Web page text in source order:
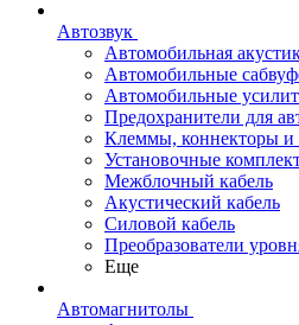
Автозвук
Автомобильная
Автомобильные
Автомобильные
Предохранители для
Клеммы, коннекторы и
Установочные
Межблочный кабель
Акустический кабель
Силовой кабель
Преобразователи
Еще
Автомагнитолы